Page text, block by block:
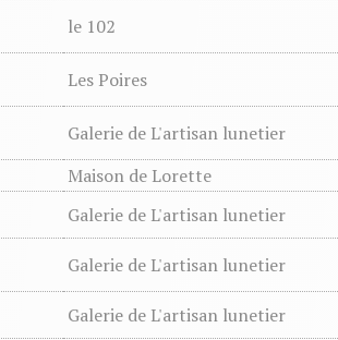
le 102
Les Poires
Galerie de L'artisan lunetier
Maison de Lorette
Galerie de L'artisan lunetier
Galerie de L'artisan lunetier
Galerie de L'artisan lunetier